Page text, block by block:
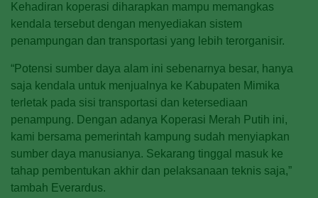
Kehadiran koperasi diharapkan mampu memangkas
kendala tersebut dengan menyediakan sistem
penampungan dan transportasi yang lebih terorganisir.
“Potensi sumber daya alam ini sebenarnya besar, hanya
saja kendala untuk menjualnya ke Kabupaten Mimika
terletak pada sisi transportasi dan ketersediaan
penampung. Dengan adanya Koperasi Merah Putih ini,
kami bersama pemerintah kampung sudah menyiapkan
sumber daya manusianya. Sekarang tinggal masuk ke
tahap pembentukan akhir dan pelaksanaan teknis saja,”
tambah Everardus.